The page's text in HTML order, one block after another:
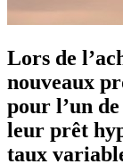
Lors de
nouveaux
pour l’un
leur prêt
taux